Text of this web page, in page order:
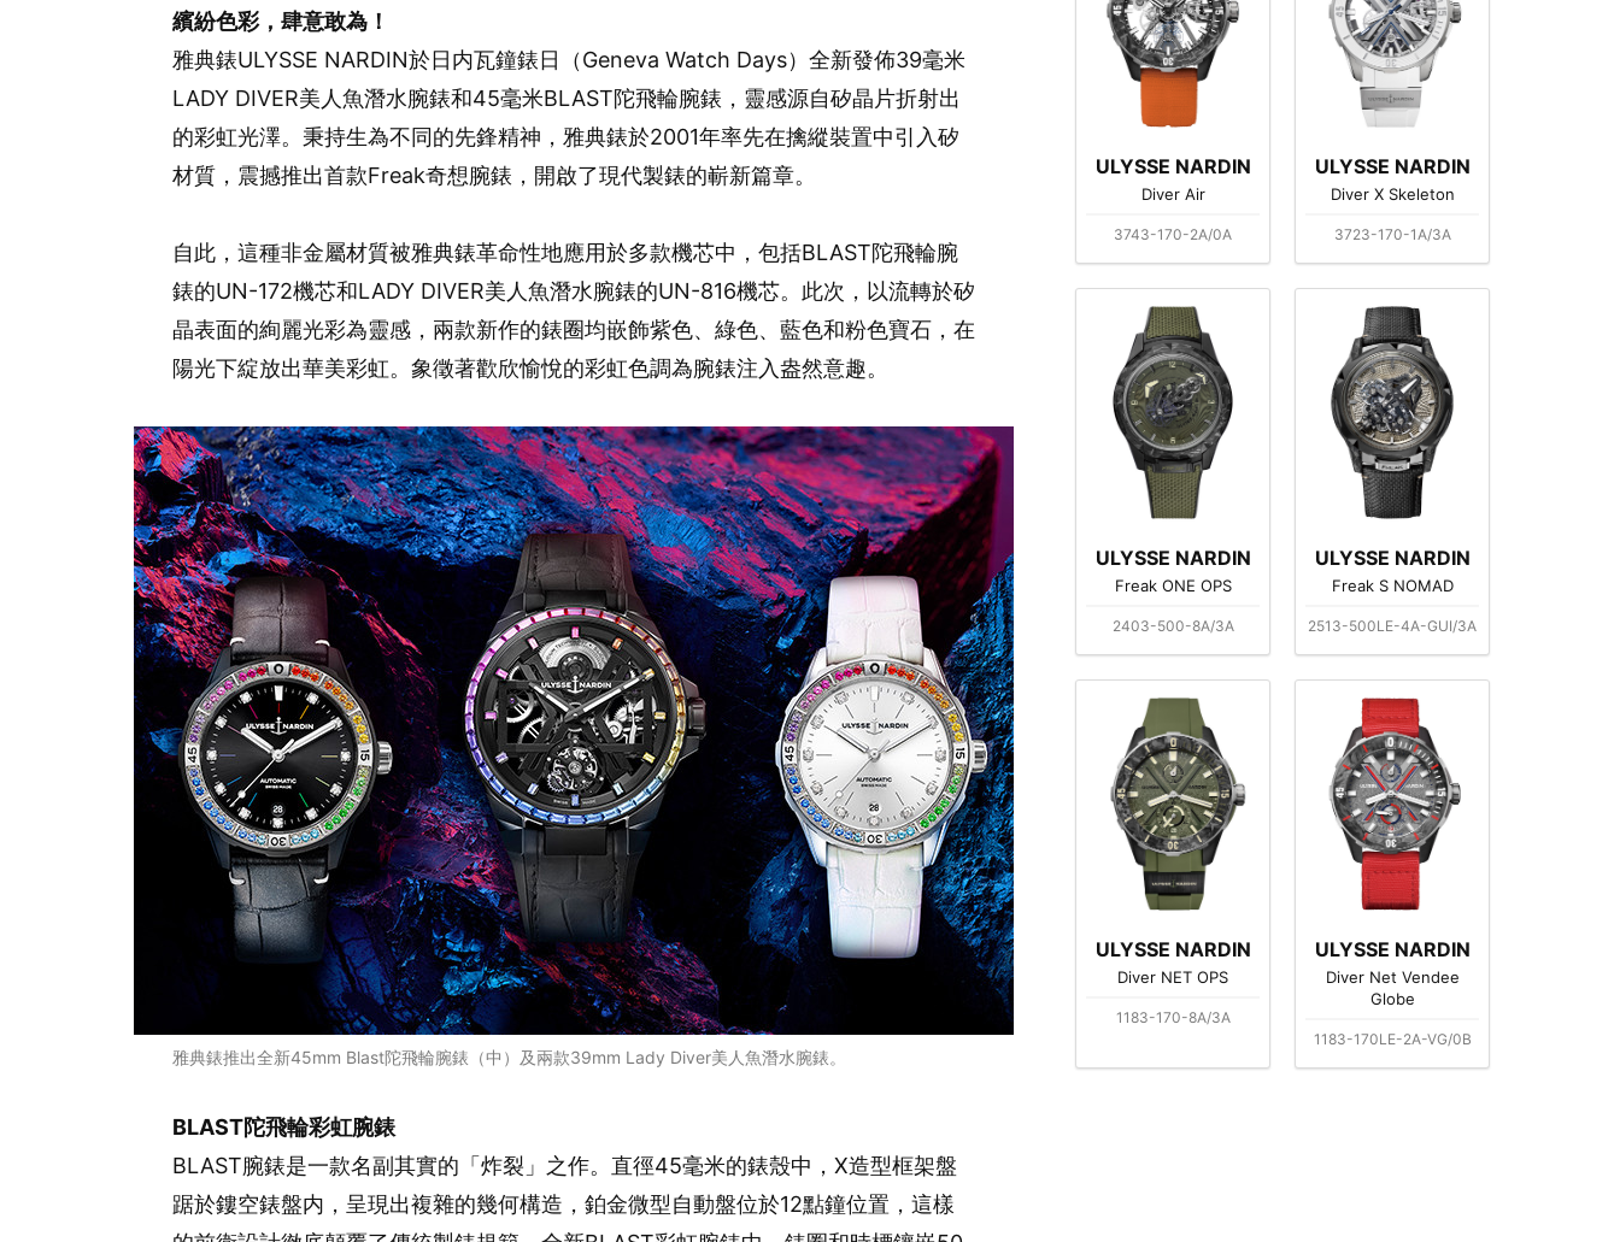
繽紛色彩，肆意敢為！
雅典錶ULYSSE NARDIN於日内瓦鐘錶日（Geneva Watch Days）全新發佈39毫米
LADY DIVER美人魚潛水腕錶和45毫米BLAST陀飛輪腕錶，靈感源自矽晶片折射出
的彩虹光澤。秉持生為不同的先鋒精神，雅典錶於2001年率先在擒縱裝置中引入矽
材質，震撼推出首款Freak奇想腕錶，開啟了現代製錶的嶄新篇章。
自此，這種非金屬材質被雅典錶革命性地應用於多款機芯中，包括BLAST陀飛輪腕
錶的UN-172機芯和LADY DIVER美人魚潛水腕錶的UN-816機芯。此次，以流轉於矽
晶表面的絢麗光彩為靈感，兩款新作的錶圈均嵌飾紫色、綠色、藍色和粉色寶石，在
陽光下綻放出華美彩虹。象徵著歡欣愉悅的彩虹色調為腕錶注入盎然意趣。
雅典錶推出全新45mm Blast陀飛輪腕錶（中）及兩款39mm Lady Diver美人魚潛水腕錶。
BLAST陀飛輪彩虹腕錶
BLAST腕錶是一款名副其實的「炸裂」之作。直徑45毫米的錶殼中，X造型框架盤
踞於鏤空錶盤内，呈現出複雜的幾何構造，鉑金微型自動盤位於12點鐘位置，這樣
ULYSSE NARDIN
Diver Air
3743-170-2A/0A
ULYSSE NARDIN
Diver X Skeleton
3723-170-1A/3A
ULYSSE NARDIN
Freak ONE OPS
2403-500-8A/3A
ULYSSE NARDIN
Freak S NOMAD
2513-500LE-4A-GUI/3A
ULYSSE NARDIN
Diver NET OPS
1183-170-8A/3A
ULYSSE NARDIN
Diver Net Vendee
Globe
1183-170LE-2A-VG/0B